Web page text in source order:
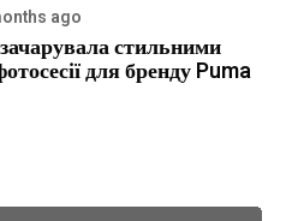
ago
стильними
для бренду Puma